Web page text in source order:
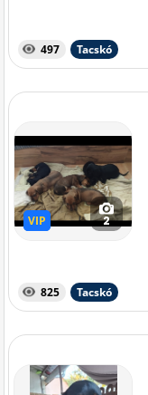
497 Tacskó
VIP
VIP 2
825 Tacskó